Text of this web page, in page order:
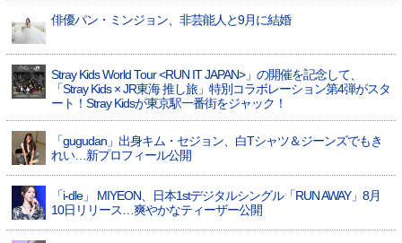
俳優パン・ミンジョン、非芸能人と9月に結婚
Stray Kids World Tour <RUN IT JAPAN>」の開催を記念して、
「Stray Kids × JR東海 推し旅」特別コラボレーション第4弾がスタ
ート！Stray Kidsが東京駅一番街をジャック！
「gugudan」出身キム・セジョン、白Tシャツ＆ジーンズでもき
れい…新プロフィール公開
「i-dle」 MIYEON、日本1stデジタルシングル「RUN AWAY」8月
10日リリース…爽やかなティーザー公開